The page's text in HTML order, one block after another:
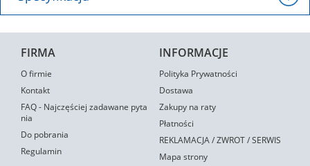
FIRMA
O firmie
Kontakt
FAQ - Najczęściej zadawane pyta
nia
Do pobrania
Regulamin
INFORMACJE
Polityka Prywatności
Dostawa
Zakupy na raty
Płatności
REKLAMACJA / ZWROT / SERWIS
Mapa strony